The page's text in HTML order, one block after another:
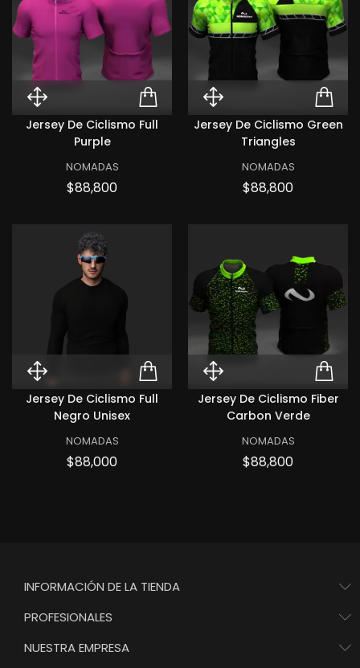
Quick View Jersey de ciclismo
ADD TO CART JERSEY
Jersey De Ciclismo Full
Purple
NOMADAS
$88,800Precio
Quick View
Jersey De Ciclismo Green
Triangles
NOMADAS
$88,800Precio
Quick View Jersey de ciclismo
ADD TO CART
Jersey De Ciclismo Full
Negro Unisex
NOMADAS
$88,000Precio
Quick View
Jersey De Ciclismo Fiber
Carbon Verde
NOMADAS
$88,800Precio
INFORMACIÓN DE LA TIENDA
PROFESIONALES
NUESTRA EMPRESA